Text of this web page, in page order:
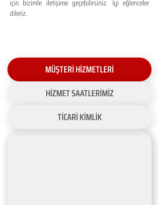
için bizimle iletişime geçebilirsiniz. İyi eğlenceler
dileriz.
MÜŞTERİ HİZMETLERİ
HİZMET SAATLERİMİZ
TİCARİ KİMLİK